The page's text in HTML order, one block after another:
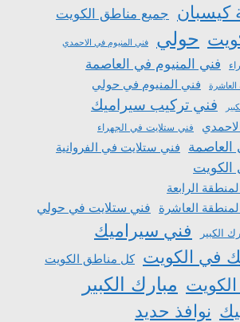
كيسبان جميع مناطق الكويت
حولي فني المنيوم في الاحمدي
فني المنيوم في العاصمة
العاشرة فني المنيوم في حولي
فني تركيب سيراميك
فني ستلايت في الجهراء
فني ستلايت في الفروانية
الكويت
الرابعة
العاشرة فني ستلايت في حولي
الكبير
فني سيراميك
في الكويت
كل مناطق الكويت
مبارك الكبير
نوافذ حديد